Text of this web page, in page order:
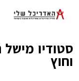
סטודיו מישל
וחוץ